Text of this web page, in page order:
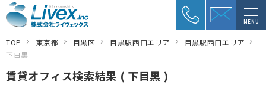
MENU
TOP 東京都 目黒区 目黒駅西口エリア
目黒駅西口エリア
下目黒
賃貸オフィス検索結果 ( 下目黒 )